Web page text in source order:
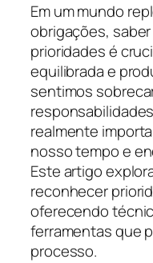
Em um mundo
obrigações,
prioridades é
equilibrada e
sentimos
realmente
nosso tempo e
Este artigo
reconhecer
oferecendo
ferramentas que
processo.